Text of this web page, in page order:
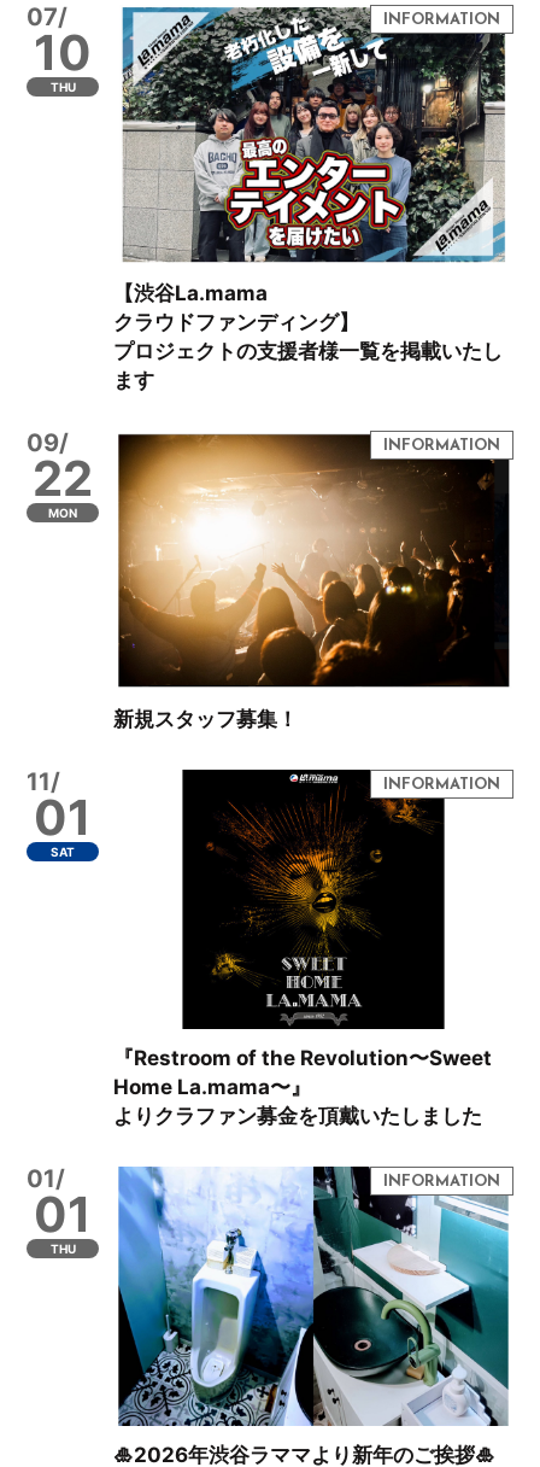
07/
10
THU
【渋谷La.mama
クラウドファンディング】
プロジェクトの支援者様一覧を掲載いたし
ます
09/
22
MON
新規スタッフ募集！
11/
01
SAT
『Restroom of the Revolution〜Sweet
Home La.mama〜』
よりクラファン募金を頂戴いたしました
01/
01
THU
🎍2026年渋谷ラママより新年のご挨拶🎍